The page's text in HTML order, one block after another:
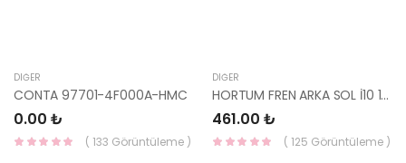
DIĞER
CONTA 97701-4F000A-HMC
0.00 ₺
( 133 Görüntüleme )
DIĞER
HORTUM FREN ARKA SOL İ10 14-18 - 58737-B9300-YS
461.00 ₺
( 125 Görüntüleme )